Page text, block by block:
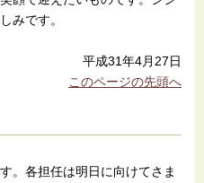
みです。
平成31年4月27日
このページの先頭へ
。各担任は明日に向けてさま